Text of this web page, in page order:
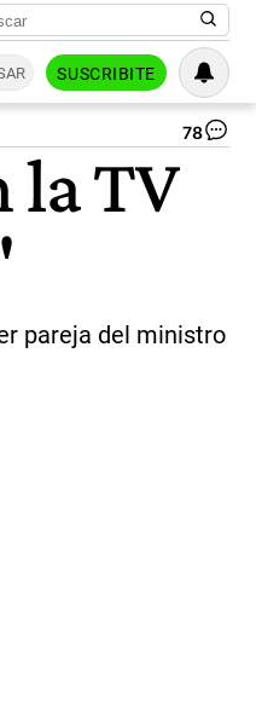
SUSCRIBITE
78
la TV
pareja del ministro